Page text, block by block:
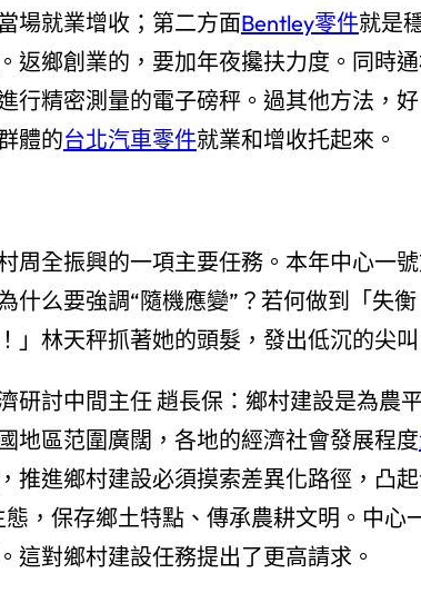
場就業增收；第二方面Bentley零件就是
返鄉創業的，要加年夜攙扶力度。同時
行精密測量的電子磅秤。過其他方法，
體的台北汽車零件就業和增收托起來。
周全振興的一項主要任務。本年中心一
什么要強調“隨機應變”？若何做到「失
」林天秤抓著她的頭髮，發出低沉的尖叫
研討中間主任 趙長保：鄉村建設是為農
地區范圍廣闊，各地的經濟社會發展程度
推進鄉村建設必須摸索差異化路徑，凸
，保存鄉土特點、傳承農耕文明。中心
這對鄉村建設任務提出了更高請求。